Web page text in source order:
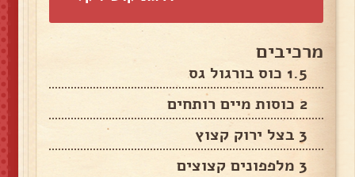
מרכיבים
1.5 כוס בורגול גס
2 כוסות מיים רותחים
3 בצל ירוק קצוץ
3 מלפפונים קצוצים